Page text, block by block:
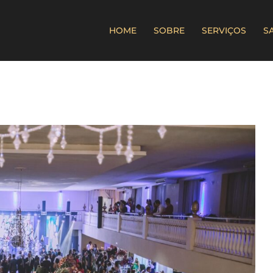
HOME SOBRE SERVIÇOS